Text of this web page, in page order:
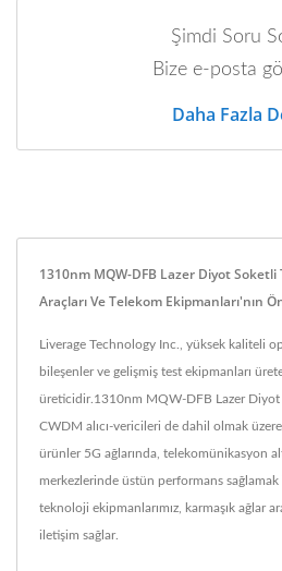
Şimdi Soru
Bize e-posta
Daha Fazla
1310nm MQW-DFB Lazer Diyot
Araçları Ve Telekom Ekipmanları'nın
Liverage Technology Inc., yüksek kaliteli
bileşenler ve gelişmiş test ekipmanları
üreticidir.1310nm MQW-DFB Lazer Diyot
CWDM alıcı-vericileri de dahil olmak
ürünler 5G ağlarında, telekomünikasyon
merkezlerinde üstün performans sağlamak
teknoloji ekipmanlarımız, karmaşık ağlar
iletişim sağlar.